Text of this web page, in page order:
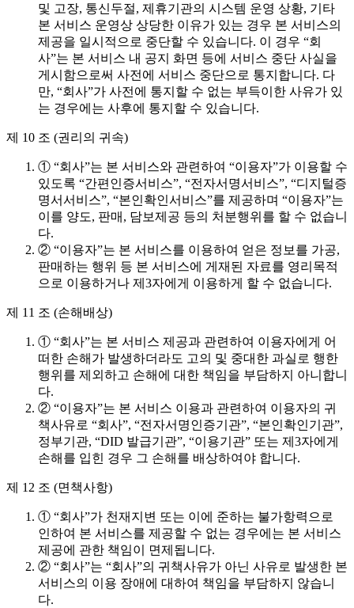
및 고장, 통신두절, 제휴기관의 시스템 운영 상황, 기타
본 서비스 운영상 상당한 이유가 있는 경우 본 서비스의
제공을 일시적으로 중단할 수 있습니다. 이 경우 “회
사”는 본 서비스 내 공지 화면 등에 서비스 중단 사실을
게시함으로써 사전에 서비스 중단으로 통지합니다. 다
만, “회사”가 사전에 통지할 수 없는 부득이한 사유가 있
는 경우에는 사후에 통지할 수 있습니다.
제 10 조 (권리의 귀속)
① “회사”는 본 서비스와 관련하여 “이용자”가 이용할 수
있도록 “간편인증서비스”, “전자서명서비스”, “디지털증
명서서비스”, “본인확인서비스”를 제공하며 “이용자”는
이를 양도, 판매, 담보제공 등의 처분행위를 할 수 없습니
다.
② “이용자”는 본 서비스를 이용하여 얻은 정보를 가공,
판매하는 행위 등 본 서비스에 게재된 자료를 영리목적
으로 이용하거나 제3자에게 이용하게 할 수 없습니다.
제 11 조 (손해배상)
① “회사”는 본 서비스 제공과 관련하여 이용자에게 어
떠한 손해가 발생하더라도 고의 및 중대한 과실로 행한
행위를 제외하고 손해에 대한 책임을 부담하지 아니합니
다.
② “이용자”는 본 서비스 이용과 관련하여 이용자의 귀
책사유로 “회사”, “전자서명인증기관”, “본인확인기관”,
정부기관, “DID 발급기관”, “이용기관” 또는 제3자에게
손해를 입힌 경우 그 손해를 배상하여야 합니다.
제 12 조 (면책사항)
① “회사”가 천재지변 또는 이에 준하는 불가항력으로
인하여 본 서비스를 제공할 수 없는 경우에는 본 서비스
제공에 관한 책임이 면제됩니다.
② “회사”는 “회사”의 귀책사유가 아닌 사유로 발생한 본
서비스의 이용 장애에 대하여 책임을 부담하지 않습니
다.